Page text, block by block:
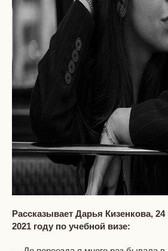
Рассказывает Дарья Кизенкова, 24
2021 году по учебной визе: